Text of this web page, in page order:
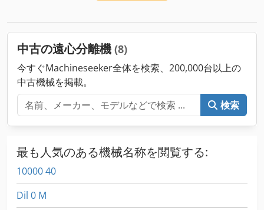
サイトグラス、ケーキスク レーパー、N2インレットフィッテ
スミッション： 37 kW ATEX電動モーター 証券：空圧式蓋開閉
セーフティピストン、蓋開閉セーフティピストン検知器、蓋開
閉検知器、機械およびモーターの回転計検知器（接続ボック ス
を含む） Chsdpfxjrrwdbj Aavea
中古の遠心分離機 (8)
今すぐMachineseeker全体を検索、200,000台以上の
中古機械を掲載。
検索
最も人気のある機械名称を閲覧する:
10000 40
Dil 0 M